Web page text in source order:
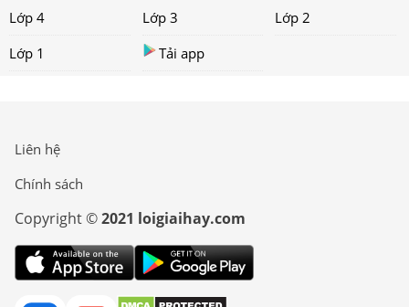
Lớp 4
Lớp 3
Lớp 2
Lớp 1
Tải app
Liên hệ
Chính sách
Copyright ©2021 loigiaihay.com